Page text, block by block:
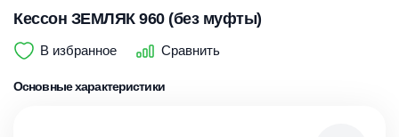
Кессон ЗЕМЛЯК 960 (без муфты)
В избранное Сравнить
Основные характеристики